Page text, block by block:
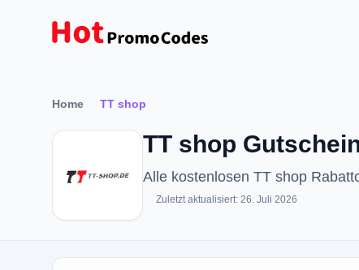
Home TT shop
TT shop
Alle kostenlosen TT shop
Zuletzt aktualisiert: 26. Juli 2026